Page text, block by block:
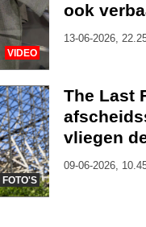
VIDEO
ook
13-06-2026,
FOTO'S
The Last
vliegen
09-06-2026,